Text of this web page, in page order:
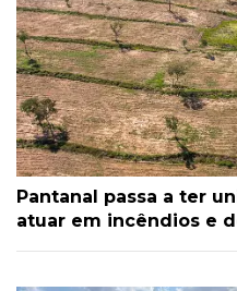
Pantanal passa a ter
atuar em incêndios e